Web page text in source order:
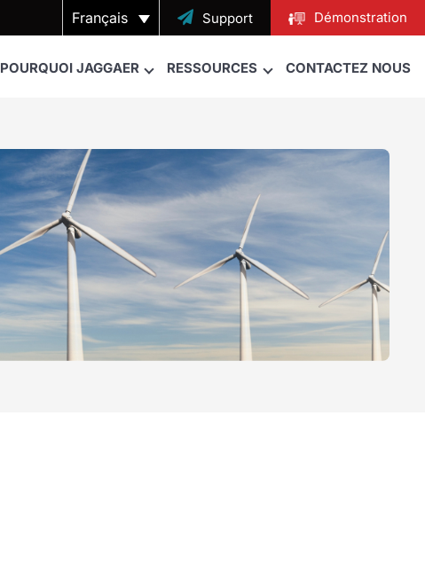
Français  Support Démonstration
POURQUOI JAGGAER RESSOURCES CONTACTEZ NOUS